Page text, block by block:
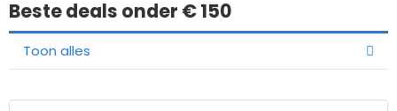
Beste deals onder € 150
Toon alles